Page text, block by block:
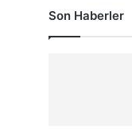
Son Haberler